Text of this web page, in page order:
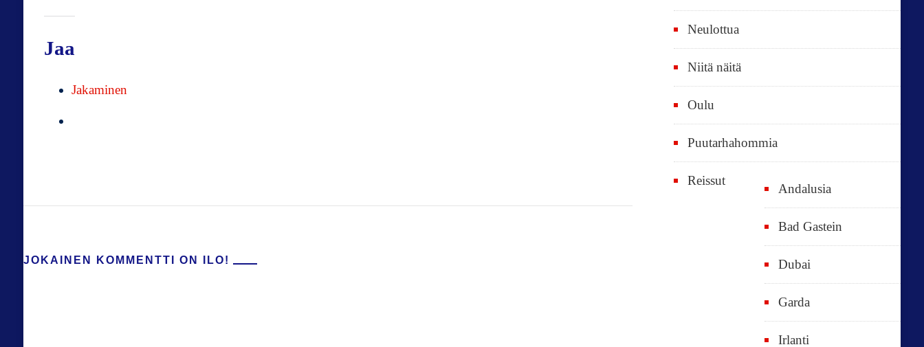
Jaa
Jakaminen
JOKAINEN KOMMENTTI ON ILO!
Neulottua
Niitä näitä
Oulu
Puutarhahommia
Reissut
Andalusia
Bad Gastein
Dubai
Garda
Irlanti